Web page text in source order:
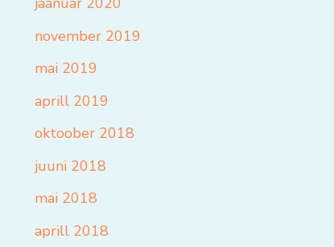
november 2019
mai 2019
aprill 2019
oktoober 2018
juuni 2018
mai 2018
aprill 2018